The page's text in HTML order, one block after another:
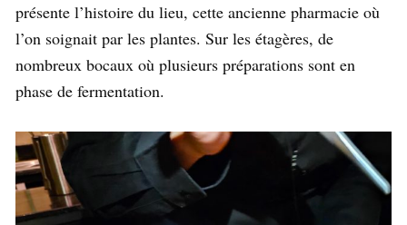
présente l’histoire du lieu, cette ancienne pharmacie où
l’on soignait par les plantes. Sur les étagères, de
nombreux bocaux où plusieurs préparations sont en
phase de fermentation.